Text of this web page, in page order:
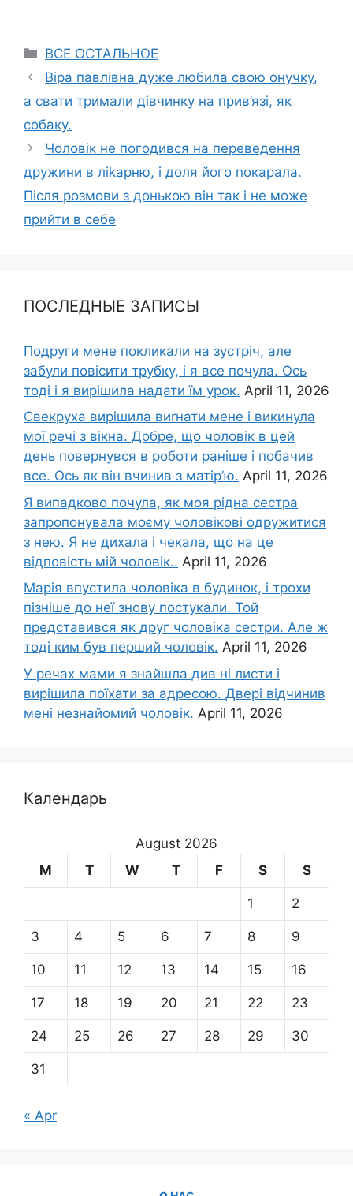
Categories
ВСЕ ОСТАЛЬНОЕ
Віра павлівна дуже любила свою онучку,
а свати тримали дівчинку на пpив’язі, як
собаку.
Чоловік не погодився на переведення
дружини в ліkарню, і доля його nокарала.
Після розмови з донькою він так і не може
прийти в себе
ПОСЛЕДНЫЕ ЗАПИСЫ
Подруги мене покликали на зустріч, але
забули повісити трубку, і я все почула. Ось
тоді і я вирішила надати їм урок. April 11, 2026
Свекруха вирішила виrнати мене і викинула
мої речі з вікна. Добре, що чоловік в цей
день повернувся в роботи раніше і побачив
все. Ось як він вчинив з матір’ю. April 11, 2026
Я випадково почула, як моя рідна сестра
запропонувала моєму чоловікові одружитися
з нею. Я не дихала і чекала, що на це
відповість мій чоловік.. April 11, 2026
Марія впустила чоловіка в будинок, і трохи
пізніше до неї знову постукали. Той
представився як друг чоловіка сестри. Але ж
тоді ким був перший чоловік. April 11, 2026
У речах мами я знайшла див ні листи і
вирішила поїхати за адресою. Двері відчинив
мені незнайомий чоловік. April 11, 2026
Календарь
August 2026
M
T W T F S S
1 2
3 4 5 6 7 8 9
10 11 12 13 14 15 16
17 18 19 20 21 22 23
24 25 26 27 28 29 30
31
« Apr